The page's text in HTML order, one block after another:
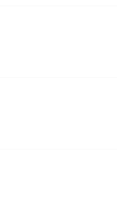
Geschmack oder